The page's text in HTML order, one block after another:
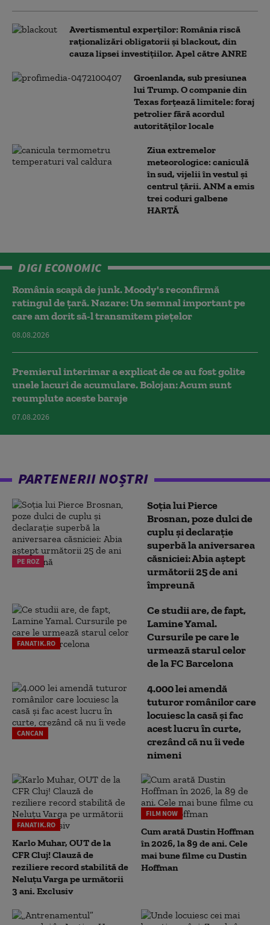
Avertismentul experților: România riscă
raționalizări obligatorii și blackout, din
cauza lipsei investițiilor. Apel către ANRE
Groenlanda, sub presiunea
lui Trump. O companie din
Texas forțează limitele: foraj
petrolier fără acordul
autorităților locale
Ziua extremelor
meteorologice: caniculă
în sud, vijelii în vestul și
centrul țării. ANM a emis
trei coduri galbene
HARTĂ
DIGI ECONOMIC
România scapă de junk. Moody's reconfirmă
ratingul de țară. Nazare: Un semnal important pe
care am dorit să-l transmitem piețelor
08.08.2026
Premierul interimar a explicat de ce au fost golite
unele lacuri de acumulare. Bolojan: Acum sunt
reumplute aceste baraje
07.08.2026
PARTENERII NOȘTRI
PE ROZ
Soția lui Pierce
Brosnan, poze dulci de
cuplu și declarație
superbă la aniversarea
căsniciei: Abia aștept
următorii 25 de ani
împreună
FANATIK.RO
Ce studii are, de fapt,
Lamine Yamal.
Cursurile pe care le
urmează starul celor
de la FC Barcelona
CANCAN
4.000 lei amendă
tuturor românilor care
locuiesc la casă și fac
acest lucru în curte,
crezând că nu îi vede
nimeni
FANATIK.RO
Karlo Muhar, OUT de la
CFR Cluj! Clauză de
reziliere record stabilită de
Neluțu Varga pe următorii
3 ani. Exclusiv
FILM NOW
Cum arată Dustin Hoffman
în 2026, la 89 de ani. Cele
mai bune filme cu Dustin
Hoffman